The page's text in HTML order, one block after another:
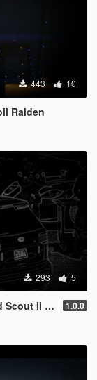
443 10
Raiden
293 5
II 1.0.0 1.0.0